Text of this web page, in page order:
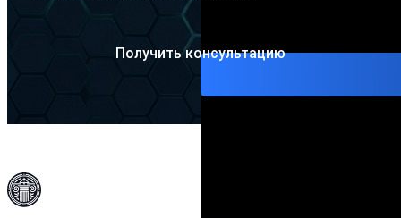
Получить консультацию